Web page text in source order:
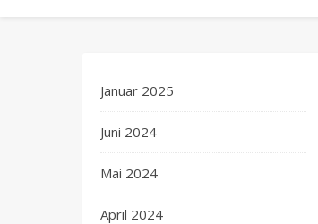
Januar 2025
Juni 2024
Mai 2024
April 2024